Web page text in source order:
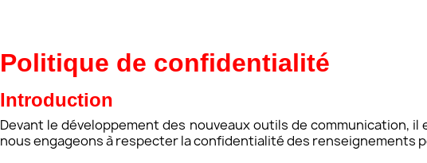
Politique de confidentialité​
Introduction
Devant le développement des nouveaux outils de
nous engageons à respecter la confidentialité des renseignements